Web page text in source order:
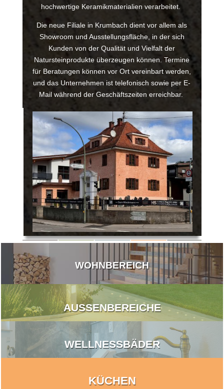
hochwertige Keramikmaterialien verarbeitet.
Die neue Filiale in Krumbach dient vor allem als
Showroom und Ausstellungsfläche, in der sich
Kunden von der Qualität und Vielfalt der
Natursteinprodukte überzeugen können. Termine
für Beratungen können vor Ort vereinbart werden,
und das Unternehmen ist telefonisch sowie per E-
Mail während der Geschäftszeiten erreichbar.
WOHNBEREICH
AUSSENBEREICHE
WELLNESSBÄDER
KÜCHEN